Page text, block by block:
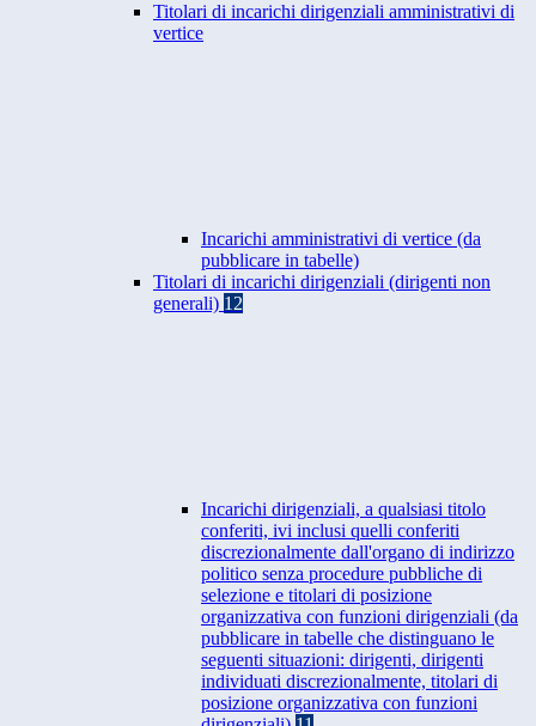
Titolari di incarichi dirigenziali amministrativi di
vertice
Incarichi amministrativi di vertice (da
pubblicare in tabelle)
Titolari di incarichi dirigenziali (dirigenti non
generali) 12
Incarichi dirigenziali, a qualsiasi titolo
conferiti, ivi inclusi quelli conferiti
discrezionalmente dall'organo di indirizzo
politico senza procedure pubbliche di
selezione e titolari di posizione
organizzativa con funzioni dirigenziali (da
pubblicare in tabelle che distinguano le
seguenti situazioni: dirigenti, dirigenti
individuati discrezionalmente, titolari di
posizione organizzativa con funzioni